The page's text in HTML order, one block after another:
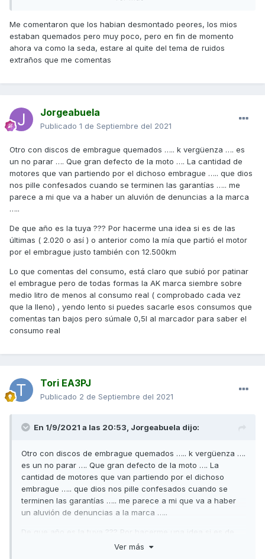
Me comentaron que los habian desmontado peores, los mios
estaban quemados pero muy poco, pero en fin de momento
ahora va como la seda, estare al quite del tema de ruidos
extraños que me comentas
Jorgeabuela
Publicado 1 de Septiembre del 2021
Otro con discos de embrague quemados ….. k vergüenza …. es
un no parar …. Que gran defecto de la moto …. La cantidad de
motores que van partiendo por el dichoso embrague ….. que dios
nos pille confesados cuando se terminen las garantías ….. me
parece a mi que va a haber un aluvión de denuncias a la marca
…..
De que año es la tuya ??? Por hacerme una idea si es de las
últimas ( 2.020 o así ) o anterior como la mía que partió el motor
por el embrague justo también con 12.500km
Lo que comentas del consumo, está claro que subió por patinar
el embrague pero de todas formas la AK marca siembre sobre
medio litro de menos al consumo real ( comprobado cada vez
que la lleno) , yendo lento si puedes sacarle esos consumos que
comentas tan bajos pero súmale 0,5l al marcador para saber el
consumo real
Tori EA3PJ
Publicado 2 de Septiembre del 2021
En 1/9/2021 a las 20:53, Jorgeabuela dijo:
Otro con discos de embrague quemados ….. k vergüenza ….
es un no parar …. Que gran defecto de la moto …. La
cantidad de motores que van partiendo por el dichoso
embrague ….. que dios nos pille confesados cuando se
terminen las garantías ….. me parece a mi que va a haber
un aluvión de denuncias a la marca …..
De que año es la tuya ??? Por hacerme una idea si es de
las últimas ( 2.020 o así ) o anterior como la mía que partió
Ver más